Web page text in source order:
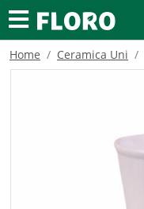
Home Ceramica Uni